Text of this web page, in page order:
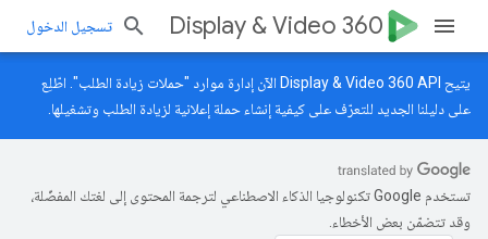
Display & Video 360 تسجيل الدخول
يتيح Display & Video 360 API الآن إدارة موارد "حملات زيادة الطلب". اطّلِع
على دليلنا الجديد للتعرّف على كيفية إنشاء حملة إعلانية لزيادة الطلب وتشغيلها.
تستخدم Google تكنولوجيا الذكاء الاصطناعي لترجمة المحتوى إلى لغتك المفضّلة،
وقد تتضمّن بعض الأخطاء.